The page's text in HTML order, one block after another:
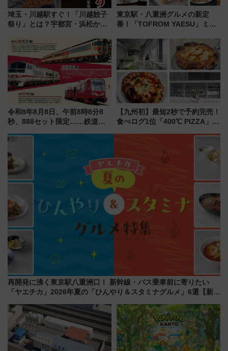
埼玉・川越駅すぐ！「川越餃子
祭り」とは？宇都宮・浜松から
を食べ比べ【7月25日・26日開
催】
東京駅・八重洲グルメの新定
番！「TOFROM YAESU」ミシ
舗が集結した食の空間を徹底解
剖！（9/10開業）
令和8年8月8日、午前8時8分8
秒、888セット限定……鉄道各
たち
【九州初】最短2秒で予約完売！
食べログ1位「400℃ PIZZA」が
再開発に沸く東京駅八重洲口！ 新幹線・バス乗車前に寄りたい
「ヤエチカ」2026年夏の「ひんやり＆スタミナグルメ」6選【新店